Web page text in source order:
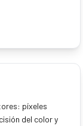
píxeles
del color y